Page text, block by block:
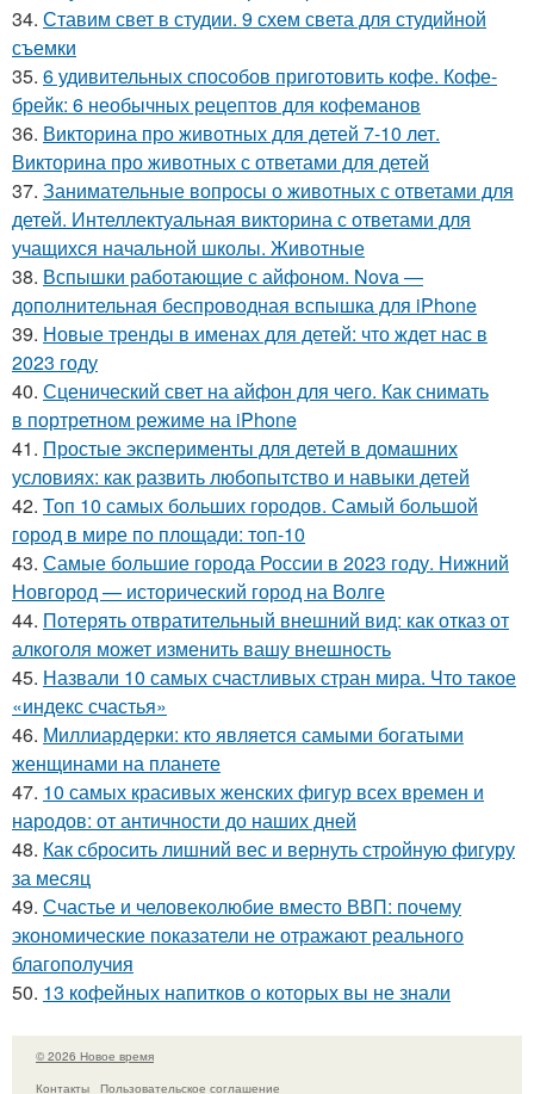
34. Ставим свет в студии. 9 схем света для студийной
съемки
35. 6 удивительных способов приготовить кофе. Кофе-
брейк: 6 необычных рецептов для кофеманов
36. Викторина про животных для детей 7-10 лет.
Викторина про животных с ответами для детей
37. Занимательные вопросы о животных с ответами для
детей. Интеллектуальная викторина с ответами для
учащихся начальной школы. Животные
38. Вспышки работающие с айфоном. Nova —
дополнительная беспроводная вспышка для iPhone
39. Новые тренды в именах для детей: что ждет нас в
2023 году
40. Сценический свет на айфон для чего. Как снимать
в портретном режиме на iPhone
41. Простые эксперименты для детей в домашних
условиях: как развить любопытство и навыки детей
42. Топ 10 самых больших городов. Самый большой
город в мире по площади: топ-10
43. Самые большие города России в 2023 году. Нижний
Новгород — исторический город на Волге
44. Потерять отвратительный внешний вид: как отказ от
алкоголя может изменить вашу внешность
45. Назвали 10 самых счастливых стран мира. Что такое
«индекс счастья»
46. Миллиардерки: кто является самыми богатыми
женщинами на планете
47. 10 самых красивых женских фигур всех времен и
народов: от античности до наших дней
48. Как сбросить лишний вес и вернуть стройную фигуру
за месяц
49. Счастье и человеколюбие вместо ВВП: почему
экономические показатели не отражают реального
благополучия
50. 13 кофейных напитков о которых вы не знали
© 2026 Новое время
Контакты
Пользовательское соглашение